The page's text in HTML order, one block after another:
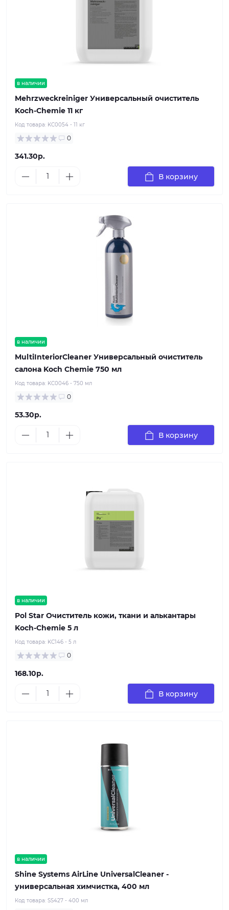
в наличии
Mehrzweckreiniger Универсальный очиститель
Koch-Chemie 11 кг​
Код товара: KC0054 - 11 кг
0
341.30р.
В корзину
в наличии
MultiInteriorCleaner Универсальный очиститель
салона Koch Chemie 750 мл
Код товара: KC0046 - 750 мл
0
53.30р.
В корзину
в наличии
Pol Star Очиститель кожи, ткани и алькантары
Koch-Chemie 5 л
Код товара: KC146 - 5 л
0
168.10р.
В корзину
в наличии
Shine Systems AirLine UniversalCleaner -
универсальная химчистка, 400 мл
Код товара: SS427 - 400 мл